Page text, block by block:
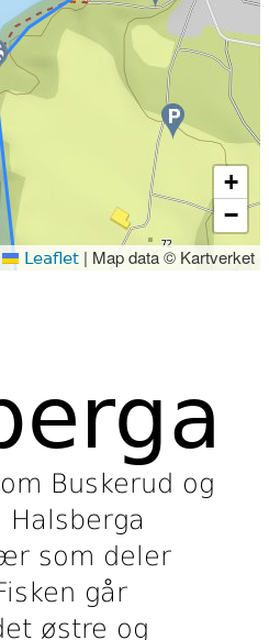
+
−
Leaflet | Map data © Kartverket
Buskerud og
Halsberga
som deler
går
østre og